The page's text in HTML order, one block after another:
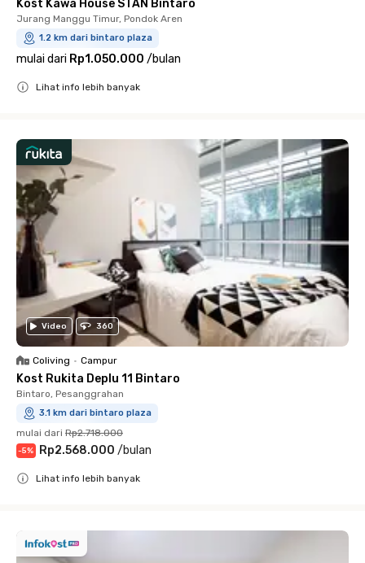
Kost Kawa House STAN Bintaro
Jurang Manggu Timur, Pondok Aren
1.2 km dari bintaro plaza
mulai dari Rp1.050.000 /bulan
Lihat info lebih banyak
Video 360
Coliving • Campur
Kost Rukita Deplu 11 Bintaro
Bintaro, Pesanggrahan
3.1 km dari bintaro plaza
mulai dari Rp2.718.000
-5% Rp2.568.000 /bulan
Lihat info lebih banyak